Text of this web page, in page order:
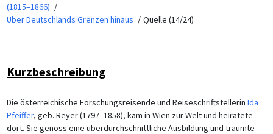
(1815–1866)
Über Deutschlands Grenzen hinaus
Quelle (14/24)
Kurzbeschreibung
Die österreichische Forschungsreisende und Reiseschriftstellerin Ida
Pfeiffer, geb. Reyer (1797–1858), kam in Wien zur Welt und heiratete
dort. Sie genoss eine überdurchschnittliche Ausbildung und träumte